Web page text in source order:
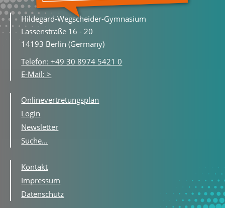
Hildegard-Wegscheider-Gymnasium
Lassenstraße 16 - 20
14193 Berlin (Germany)
Telefon: +49 30 8974 5421 0
E-Mail: >
Onlinevertretungsplan
Login
Newsletter
Suche...
Kontakt
Impressum
Datenschutz